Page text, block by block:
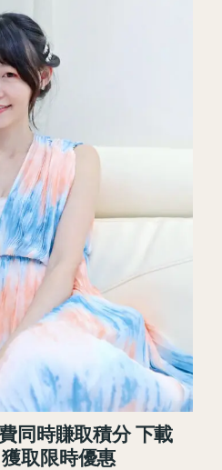
同時賺取積分 下載
取限時優惠